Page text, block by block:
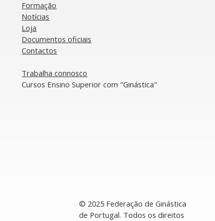
da Taça do Mundo
© 2025 Federação de Ginástica
de Portugal. Todos os direitos
Formação
Notícias
Loja
Documentos oficiais​
​Contactos
​Trabalha connosco
​Cursos Ensino Superior com "Ginástica"